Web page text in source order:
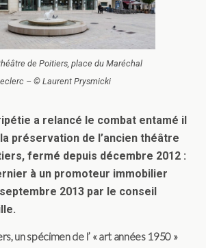
de Poitiers, place du Maréchal
– © Laurent Prysmicki
a relancé le combat entamé il
préservation de l’ancien théâtre
fermé depuis décembre 2012 :
à un promoteur immobilier
2013 par le conseil
un spécimen de l’ « art années 1950 »